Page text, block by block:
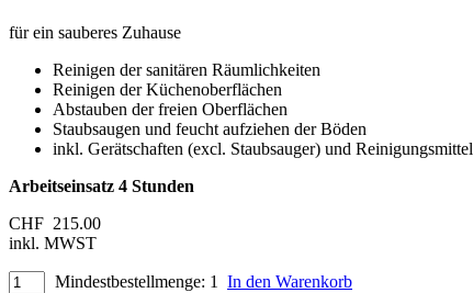
für ein sauberes Zuhause
Reinigen der sanitären Räumlichkeiten
Reinigen der Küchenoberflächen
Abstauben der freien Oberflächen
Staubsaugen und feucht aufziehen der Böden
inkl. Gerätschaften (excl. Staubsauger) und Reinigungsmittel
Arbeitseinsatz 4 Stunden
CHF 215.00
inkl. MWST
Mindestbestellmenge: 1 In den Warenkorb